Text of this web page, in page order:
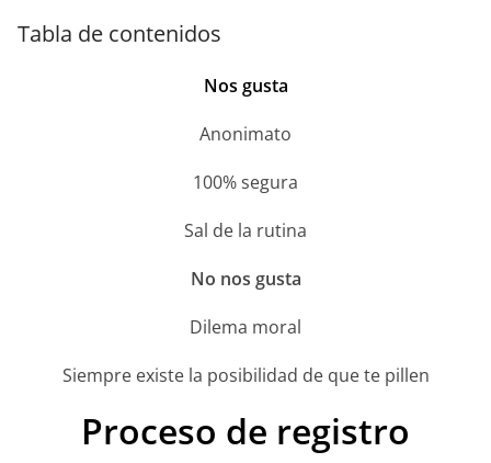
Tabla de contenidos
Nos gusta
Anonimato
100% segura
Sal de la rutina
No nos gusta
Dilema moral
Siempre existe la posibilidad de que te pillen
Proceso de registro